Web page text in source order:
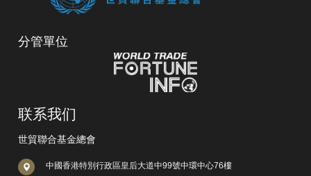
分管單位
联系我们
世貿聯合基金總會
中國香港特別行政區皇后大道中99號中環中心76樓